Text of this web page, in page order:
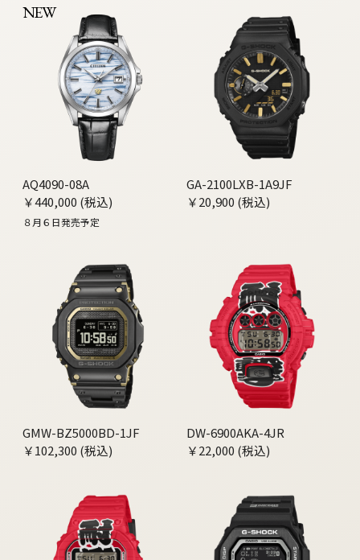
NEW
AQ4090-08A
￥440,000 (税込)
８月６日発売予定
GA-2100LXB-1A9JF
￥20,900 (税込)
GMW-BZ5000BD-1JF
￥102,300 (税込)
DW-6900AKA-4JR
￥22,000 (税込)